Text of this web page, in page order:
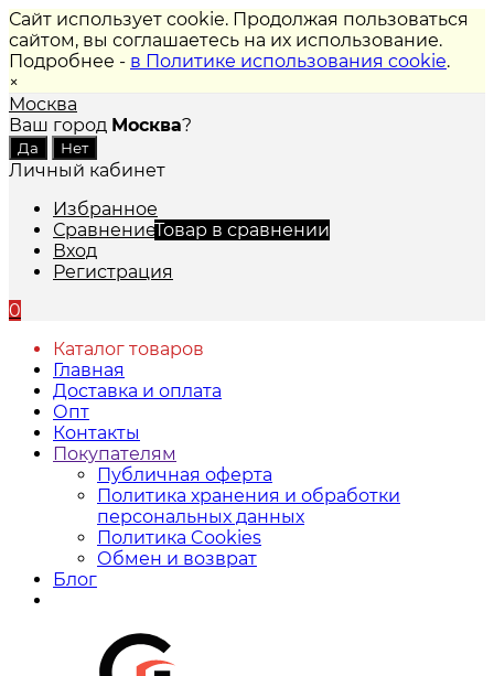
Сайт использует cookie. Продолжая пользоваться
сайтом, вы соглашаетесь на их использование.
Подробнее - в Политике использования cookie.
×
Москва
Ваш город Москва?
Личный кабинет
Избранное
СравнениеТовар в сравнении
Вход
Регистрация
0
Каталог товаров
Главная
Доставка и оплата
Опт
Контакты
Покупателям
Публичная оферта
Политика хранения и обработки
персональных данных
Политика Cookies
Обмен и возврат
Блог